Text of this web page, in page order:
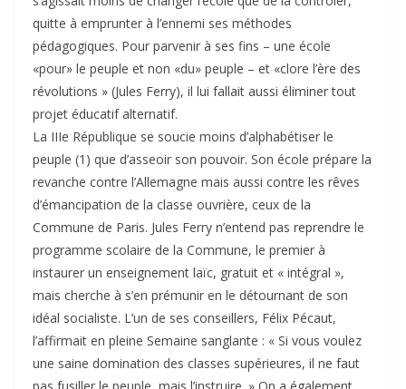
quitte à emprunter à l’ennemi ses méthodes
pédagogiques. Pour parvenir à ses fins – une école
«pour» le peuple et non «du» peuple – et «clore l’ère des
révolutions » (Jules Ferry), il lui fallait aussi éliminer tout
projet éducatif alternatif.
La IIIe République se soucie moins d’alphabétiser le
peuple (1) que d’asseoir son pouvoir. Son école prépare la
revanche contre l’Allemagne mais aussi contre les rêves
d’émancipation de la classe ouvrière, ceux de la
Commune de Paris. Jules Ferry n’entend pas reprendre le
programme scolaire de la Commune, le premier à
instaurer un enseignement laïc, gratuit et « intégral »,
mais cherche à s’en prémunir en le détournant de son
idéal socialiste. L’un de ses conseillers, Félix Pécaut,
l’affirmait en pleine Semaine sanglante : « Si vous voulez
une saine domination des classes supérieures, il ne faut